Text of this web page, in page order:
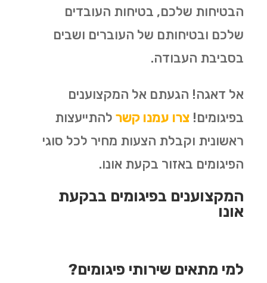
הבטיחות שלכם, בטיחות העובדים
שלכם ובטיחותם של העוברים ושבים
בסביבת העבודה.
אל דאגה! הגעתם אל המקצוענים
בפיגומים! צרו עמנו קשרלהתייעצות
ראשונית וקבלת הצעות מחיר לכל סוגי
הפיגומים באזור בקעת אונו.
המקצוענים בפיגומים בבקעת
אונו
למי מתאים שירותי פיגומים?